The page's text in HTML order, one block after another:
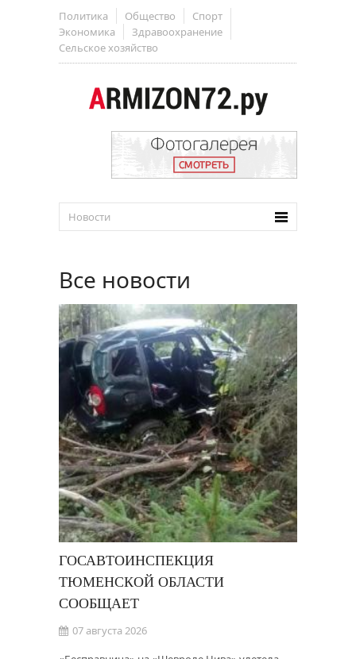
Политика Общество
Спорт
Экономика
Здравоохранение
Сельское хозяйство
Все новости
ГОСАВТОИНСПЕКЦИЯ
ТЮМЕНСКОЙ ОБЛАСТИ
СООБЩАЕТ
07 августа 2026